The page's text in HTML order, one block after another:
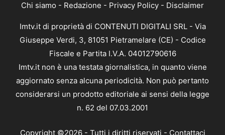
Chi siamo - Redazione - Privacy Policy - Disclaimer
Imtv.it di proprietà di CONTENUTI DIGITALI SRL - Via
Giuseppe Verdi, 3, 81051 Pietramelare (CE) - Codice
Fiscale e Partita I.V.A. 04012790616
Imtv.it non è una testata giornalistica, in quanto viene
aggiornato senza alcuna periodicità. Non può pertanto
considerarsi un prodotto editoriale ai sensi della legge
n. 62 del 07.03.2001
Copyright ©2026 - Tutti i diritti riservati - Contattaci